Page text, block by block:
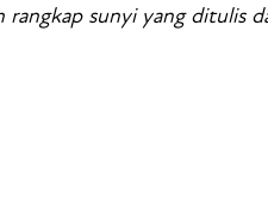
rangkap sunyi yang ditulis